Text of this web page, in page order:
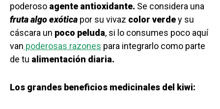
poderoso agente antioxidante. Se considera una
fruta algo exótica por su vivaz color verdey su
cáscara un poco peluda, si lo consumes poco aquí
van poderosas razones para integrarlo como parte
de tu alimentación diaria.
Los grandes beneficios medicinales del kiwi: